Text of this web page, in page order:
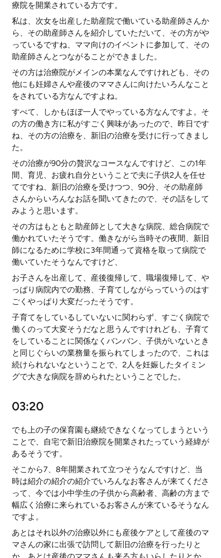
療院を開業されている方です。
私は、次女を出産した助産院で働いている助産師さんか
ら、その助産師さんを紹介していただいて、その方がや
っているですね、ママ向けのイベントに参加して、その
助産師さんとつながることができました。
その方は治療院がメインの本業なんですけれども、その
他にも妊婦さんや産後のママさんに向けたいろんなこと
をされている方なんですよね。
すべて、しかもほぼ一人でやっている方なんですよ。そ
の方の働き方に私がすごく興味があったので、昨日です
ね、その方の治療を、新旧の治療を受けに行ってきまし
た。
その治療が90分の贅沢なコースなんですけど、この1年
間、育児、お疲れ自分ということで夫に子供2人を任せ
てですね、新旧の治療を受けつつ、90分、その助産師
さんからいろんなお話を聞いてきたので、その話をして
みようと思います。
その方はもともと助産師として大きな病院、総合病院で
働かれていたそうです。働きながら当時その夜間、新旧
師になるために学校に3年間通って資格を取って病院で
働いていたそうなんですけど、
お子さんを出産して、産後復帰して、職場復帰して、や
っぱり病院内での勤務、子育てしながらっていうのはす
ごくやっぱり大変だったそうです。
子育てをしているしていないに関わらず、すごく病院で
働くのって大変そうだなと思うんですけれども、子育て
をしていることに関係なくバンバン、子供がいないとき
と同じぐらいの業務量を振られてしまったので、これは
続けられないなということで、2人を妊娠したタイミン
グで大きな病院を辞められたということでした。
03:20
でも上の子の保育園も継続できなくなってしまうという
ことで、自宅で新旧治療院を開業されたっていう経緯が
あるそうです。
そこから7、8年開業されて立つそうなんですけど、当
時は紹介の紹介の紹介でいろんなお客さんが来てくださ
って、今では小中学生の子供から高齢者、高齢の方まで
幅広く治療に来られているお客さんが来ているそうなん
ですよ。
あとはそれ以外の治療以外にも産後ケアとして産後のマ
マさんの家に出張で訪問して新旧の治療を行ったりと